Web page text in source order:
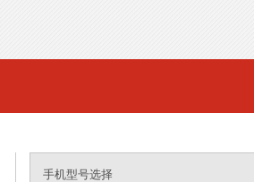
手机型号选择